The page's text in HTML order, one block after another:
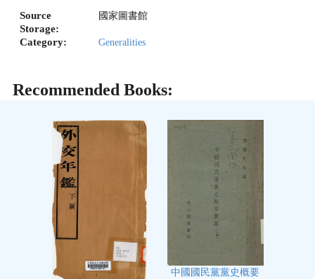
Source
Storage:
國家圖書館
Category: Generalities
Recommended Books:
中國國民黨黨史概要